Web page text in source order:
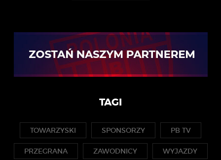
TAGI
TOWARZYSKI SPONSORZY PB TV
PRZEGRANA ZAWODNICY WYJAZDY